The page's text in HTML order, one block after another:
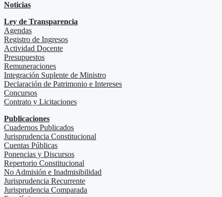
Noticias
Ley de Transparencia
Agendas
Registro de Ingresos
Actividad Docente
Presupuestos
Remuneraciones
Integración Suplente de Ministro
Declaración de Patrimonio e Intereses
Concursos
Contrato y Licitaciones
Publicaciones
Cuadernos Publicados
Jurisprudencia Constitucional
Cuentas Públicas
Ponencias y Discursos
Repertorio Constitucional
No Admisión e Inadmisibilidad
Jurisprudencia Recurrente
Jurisprudencia Comparada